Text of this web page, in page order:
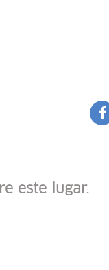
este lugar.